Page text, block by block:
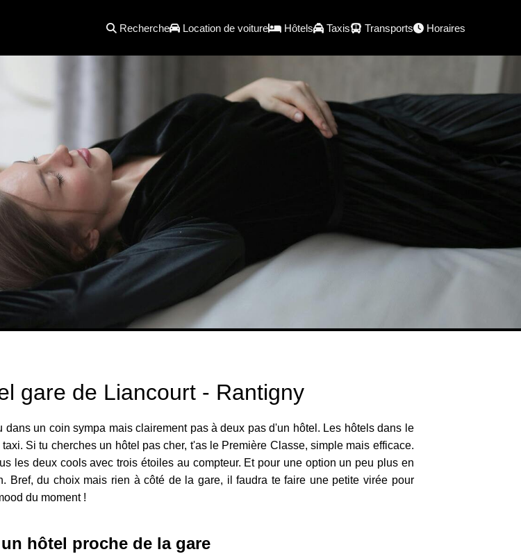
Recherche Location de voiture Hôtels Taxis Transports Horaires
gare de Liancourt - Rantigny
un coin sympa mais clairement pas à deux pas d'un hôtel. Les hôtels dans le
Si tu cherches un hôtel pas cher, t'as le Première Classe, simple mais efficace.
les deux cools avec trois étoiles au compteur. Et pour une option un peu plus en
Bref, du choix mais rien à côté de la gare, il faudra te faire une petite virée pour
du moment !
hôtel proche de la gare